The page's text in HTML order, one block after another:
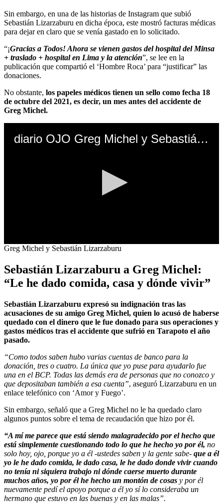
Sin embargo, en una de las historias de Instagram que subió
Sebastián Lizarzaburu en dicha época, este mostró facturas médicas
para dejar en claro que se venía gastado en lo solicitado.
“¡Gracias a Todos! Ahora se vienen gastos del hospital del Minsa
+ traslado + hospital en Lima y la atención”, se lee en la
publicación que compartió el ‘Hombre Roca’ para “justificar” las
donaciones.
No obstante, los papeles médicos tienen un sello como fecha 18
de octubre del 2021, es decir, un mes antes del accidente de
Greg Michel.
diario OJO Greg Michel y Sebastián Lizarzaburu
0
seconds
0
seconds
Greg Michel y Sebastián Lizarzaburu
Sebastián Lizarzaburu a Greg Michel:
“Le he dado comida, casa y dónde vivir”
Sebastián Lizarzaburu expresó su indignación tras las
acusaciones de su amigo Greg Michel, quien lo acusó de haberse
quedado con el dinero que le fue donado para sus operaciones y
gastos médicos tras el accidente que sufrió en Tarapoto el año
pasado.
“Como todos saben hubo varias cuentas de banco para la
donación, tres o cuatro. La única que yo puse para ayudarlo fue
una en el BCP. Todas las demás era de personas que no conozco y
que depositaban también a esa cuenta”, aseguró Lizarzaburu en un
enlace telefónico con ‘Amor y Fuego’.
Sin embargo, señaló que a Greg Michel no le ha quedado claro
algunos puntos sobre el tema de recaudación que hizo por él.
“A mí me parece que está siendo malagradecido por el hecho que
está simplemente cuestionando todo lo que he hecho yo por él, no
solo hoy, ojo, porque yo a él -ustedes saben y la gente sabe- que a él
yo le he dado comida, le dado casa, le he dado donde vivir cuando
no tenía ni siquiera trabajo ni dónde caerse muerto durante
muchos años, yo por él he hecho un montón de cosas y por él
nuevamente pedí el apoyo porque a él yo sí lo consideraba un
hermano que estuvo en las buenas y en las malas”.